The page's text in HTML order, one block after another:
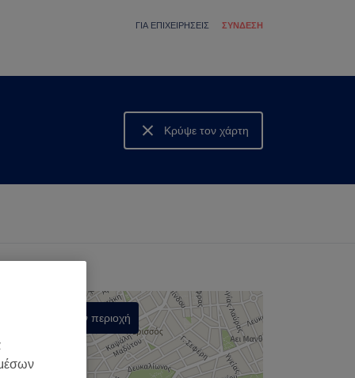
ΓΙΑ ΕΠΙΧΕΙΡΉΣΕΙΣ ΣΎΝΔΕΣΗ
Κρύψε τον χάρτη
Δες τον χάρτη
Αναζήτηση στην περιοχή
μέσων